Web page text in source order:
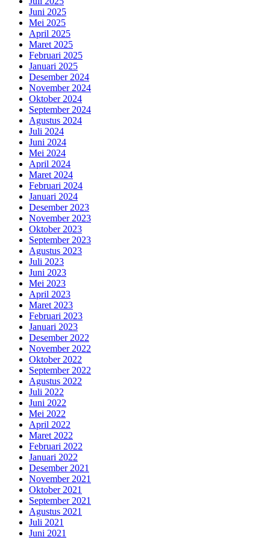
Juni 2025
Mei 2025
April 2025
Maret 2025
Februari 2025
Januari 2025
Desember 2024
November 2024
Oktober 2024
September 2024
Agustus 2024
Juli 2024
Juni 2024
Mei 2024
April 2024
Maret 2024
Februari 2024
Januari 2024
Desember 2023
November 2023
Oktober 2023
September 2023
Agustus 2023
Juli 2023
Juni 2023
Mei 2023
April 2023
Maret 2023
Februari 2023
Januari 2023
Desember 2022
November 2022
Oktober 2022
September 2022
Agustus 2022
Juli 2022
Juni 2022
Mei 2022
April 2022
Maret 2022
Februari 2022
Januari 2022
Desember 2021
November 2021
Oktober 2021
September 2021
Agustus 2021
Juli 2021
Juni 2021